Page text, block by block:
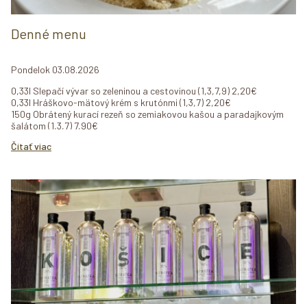
Denné menu
Pondelok 03.08.2026
0,33l Slepačí vývar so zeleninou a cestovinou (1,3,7,9) 2,20€
0,33l Hráškovo-mätový krém s krutónmi (1,3,7) 2,20€
150g Obrátený kurací rezeň so zemiakovou kašou a paradajkovým
šalátom (1,3,7) 7,90€
0,33l Slepačí vývar so zeleninou a cestovinou (1,3,7,9) 2,20€
0,33l „Kharcho“ ( kyslo-pikantná gruzínska polievka s ryžou) (-) 2,20€
150g Kuracie nugetky v cornflakes strúhanke s hranolkami a
medovo-horčicovým dresingom (1,3,7,10) 7,90€
150g Hovädzí plátok na koreňovej zelenine so slovenskou ryžou
(1,3,7,9,10) 7,90€
Streda 05.08.2026
0,33l Slepačí vývar so zeleninou a cestovinou (1,3,7,9) 2,20€
0,33l Fazuľová polievka s údeným mäsom a fliačkami (1,3,7) 2,20€
Čítať viac